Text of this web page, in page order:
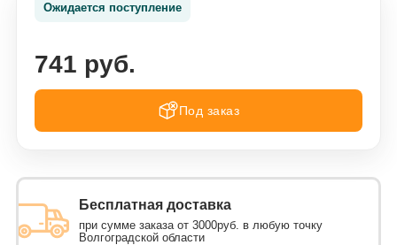
Ожидается поступление
741 руб.
Под заказ
Бесплатная доставка
при сумме заказа от 3000руб. в любую точку
Волгоградской области